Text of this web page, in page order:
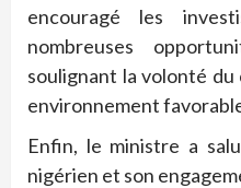
encouragé les
nombreuses
soulignant la volonté
environnement
Enfin, le ministre a
nigérien et son